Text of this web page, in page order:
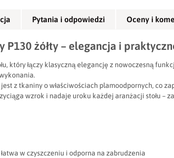
Pytania i odpowiedzi Oceny i
żółty – elegancja i
który łączy klasyczną elegancję z nowoczesną
z tkaniny o właściwościach plamoodpornych, co
wzrok i nadaje uroku każdej aranżacji stołu –
łatwa w czyszczeniu i odporna na zabrudzenia